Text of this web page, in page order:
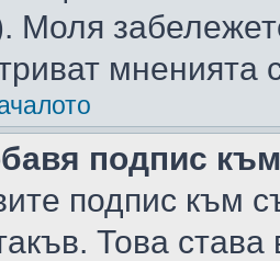
Моля
мненията
подпис
подпис към
Това